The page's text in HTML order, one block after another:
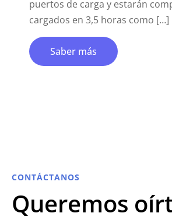
puertos de carga y estarán
cargados en 3,5 horas como […]
Saber más
CONTÁCTANOS
Queremos